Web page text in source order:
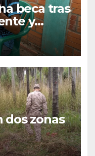
beca tras
y
para
dos zonas